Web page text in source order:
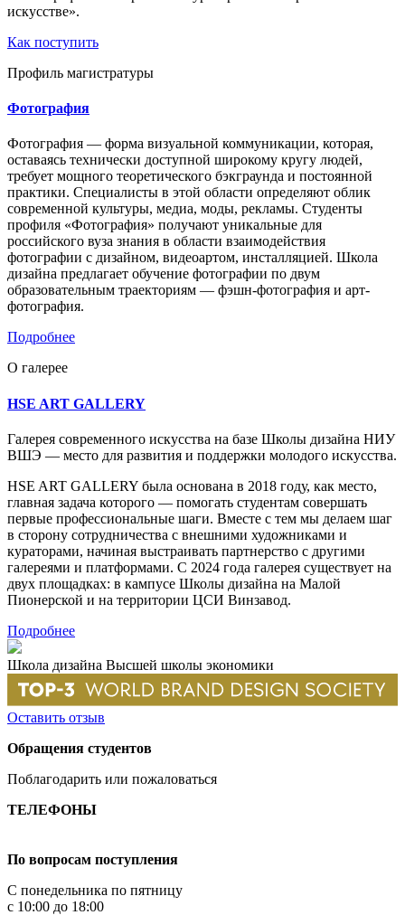
искусстве».
Как поступить
Профиль магистратуры
Фотография
Фотография — форма визуальной коммуникации, которая,
оставаясь технически доступной широкому кругу людей,
требует мощного теоретического бэкграунда и постоянной
практики. Специалисты в этой области определяют облик
современной культуры, медиа, моды, рекламы. Студенты
профиля «Фотография» получают уникальные для
российского вуза знания в области взаимодействия
фотографии с дизайном, видеоартом, инсталляцией. Школа
дизайна предлагает обучение фотографии по двум
образовательным траекториям — фэшн-фотография и арт-
фотография.
Подробнее
О галерее
HSE ART GALLERY
Галерея современного искусства на базе Школы дизайна НИУ
ВШЭ — место для развития и поддержки молодого искусства.
HSE ART GALLERY была основана в 2018 году, как место,
главная задача которого — помогать студентам совершать
первые профессиональные шаги. Вместе с тем мы делаем шаг
в сторону сотрудничества с внешними художниками и
кураторами, начиная выстраивать партнерство с другими
галереями и платформами. С 2024 года галерея существует на
двух площадках: в кампусе Школы дизайна на Малой
Пионерской и на территории ЦСИ Винзавод.
Подробнее
Школа дизайна Высшей школы экономики
Оставить отзыв
Обращения студентов
Поблагодарить или пожаловаться
ТЕЛЕФОНЫ
По вопросам поступления
С понедельника по пятницу
с 10:00 до 18:00